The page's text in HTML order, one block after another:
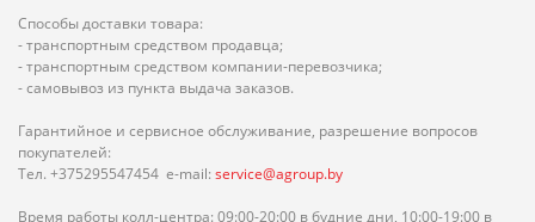
Способы доставки товара:
- транспортным средством продавца;
- транспортным средством компании-перевозчика;
- самовывоз из пункта выдача заказов.
Гарантийное и сервисное обслуживание, разрешение вопросов
покупателей:
Тел. +375295547454 e-mail: service@agroup.by
Время работы колл-центра: 09:00-20:00 в будние дни, 10:00-19:00 в